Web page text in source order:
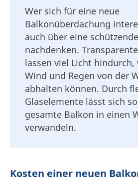
Wer sich für eine neue
Balkonüberdachung
auch über eine
nachdenken.
lassen viel Licht hindurch,
Wind und Regen von der
abhalten können. Durch
Glaselemente lässt sich
gesamte Balkon in einen
verwandeln.
Kosten einer neuen